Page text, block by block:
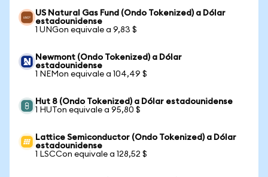
US Natural Gas Fund (Ondo Tokenized) a Dólar
estadounidense
1 UNGon equivale a 9,83 $
Newmont (Ondo Tokenized) a Dólar
estadounidense
1 NEMon equivale a 104,49 $
Hut 8 (Ondo Tokenized) a Dólar estadounidense
1 HUTon equivale a 95,80 $
Lattice Semiconductor (Ondo Tokenized) a Dólar
estadounidense
1 LSCCon equivale a 128,52 $